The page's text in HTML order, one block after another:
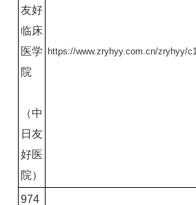
友好
临床
医学
院
（中
日友
好医
院）
https://www.zryhyy.com.cn/zryhyy/
974